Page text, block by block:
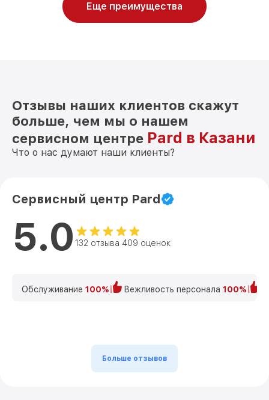
Еще преимущества
Отзывы наших клиентов скажут
больше, чем мы о нашем
сервисном центре Pard в Казани
Что о нас думают наши клиенты?
Сервисный центр Pard
5.0 132 отзыва 409 оценок
Обслуживание 100% Вежливость персонала 100%
Больше отзывов